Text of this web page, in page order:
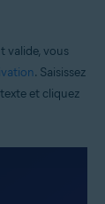
valide, vous
. Saisissez
et cliquez